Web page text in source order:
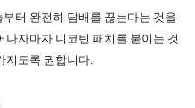
터 완전히 담배를 끊는다는 것을
자마자 니코틴 패치를 붙이는 것
지도록 권합니다.